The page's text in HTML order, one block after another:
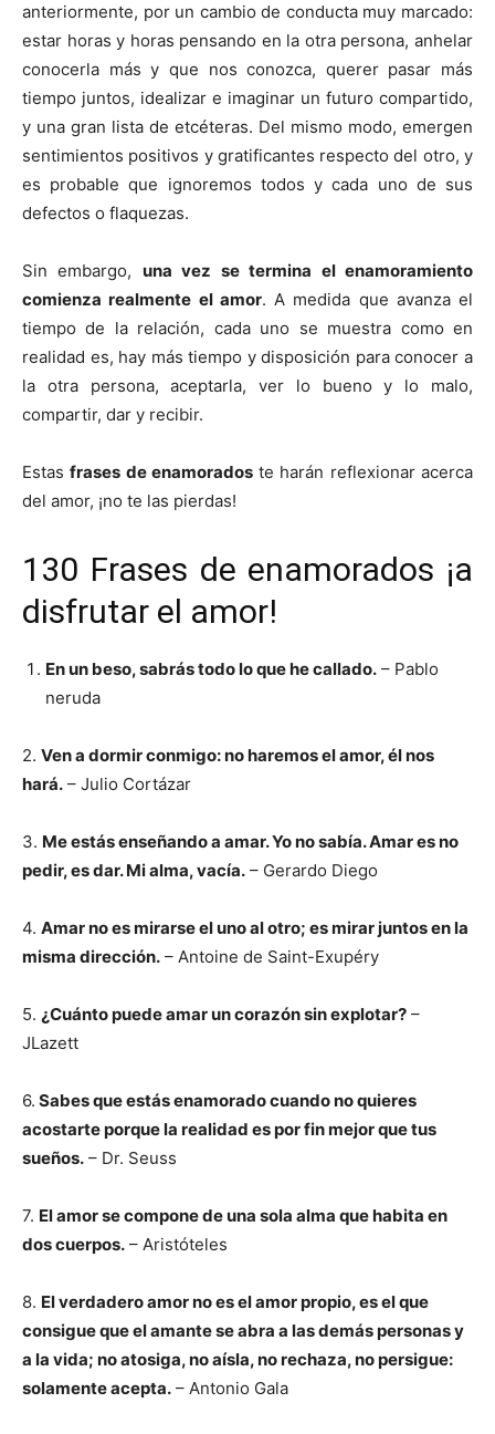
anteriormente, por un cambio de conducta muy marcado:
estar horas y horas pensando en la otra persona, anhelar
conocerla más y que nos conozca, querer pasar más
tiempo juntos, idealizar e imaginar un futuro compartido,
y una gran lista de etcéteras. Del mismo modo, emergen
sentimientos positivos y gratificantes respecto del otro, y
es probable que ignoremos todos y cada uno de sus
defectos o flaquezas.
Sin embargo, una vez se termina el enamoramiento
comienza realmente el amor. A medida que avanza el
tiempo de la relación, cada uno se muestra como en
realidad es, hay más tiempo y disposición para conocer a
la otra persona, aceptarla, ver lo bueno y lo malo,
compartir, dar y recibir.
Estasfrases de enamoradoste harán reflexionar acerca
del amor, ¡no te las pierdas!
130 Frases de enamorados ¡a
disfrutar el amor!
En un beso, sabrás todo lo que he callado. – Pablo
neruda
2. Ven a dormir conmigo: no haremos el amor, él nos
hará. – Julio Cortázar
3. Me estás enseñando a amar. Yo no sabía. Amar es no
pedir, es dar. Mi alma, vacía. – Gerardo Diego
4. Amar no es mirarse el uno al otro; es mirar juntos en la
misma dirección. – Antoine de Saint-Exupéry
5. ¿Cuánto puede amar un corazón sin explotar? –
JLazett
6. Sabes que estás enamorado cuando no quieres
acostarte porque la realidad es por fin mejor que tus
sueños. – Dr. Seuss
7. El amor se compone de una sola alma que habita en
dos cuerpos. – Aristóteles
8. El verdadero amor no es el amor propio, es el que
consigue que el amante se abra a las demás personas y
a la vida; no atosiga, no aísla, no rechaza, no persigue:
solamente acepta. – Antonio Gala